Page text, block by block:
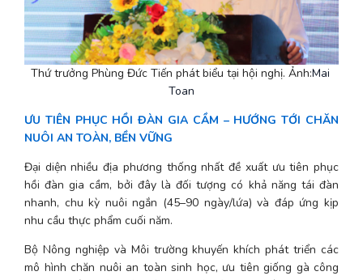
Thứ trưởng Phùng Đức Tiến phát biểu tại hội nghị. Ảnh:Mai
Toan
ƯU TIÊN PHỤC HỒI ĐÀN GIA CẦM – HƯỚNG TỚI CHĂN
NUÔI AN TOÀN, BỀN VỮNG
Đại diện nhiều địa phương thống nhất đề xuất ưu tiên phục
hồi đàn gia cầm, bởi đây là đối tượng có khả năng tái đàn
nhanh, chu kỳ nuôi ngắn (45–90 ngày/lứa) và đáp ứng kịp
nhu cầu thực phẩm cuối năm.
Bộ Nông nghiệp và Môi trường khuyến khích phát triển các
mô hình chăn nuôi an toàn sinh học, ưu tiên giống gà công